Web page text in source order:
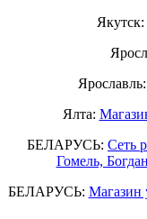
Якутск:
Ярославль:
Ялта:
БЕЛАРУСЬ: Сеть
Гомель,
БЕЛАРУСЬ: Магазин